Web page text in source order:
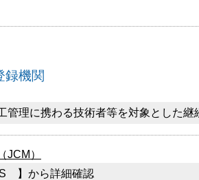
録機関
管理に携わる技術者等を対象とした継
JCM）
】から詳細確認